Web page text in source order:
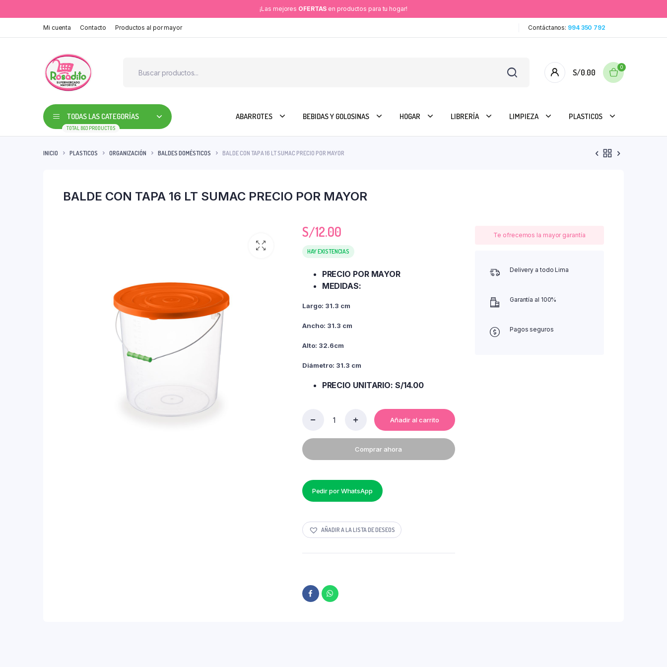
¡Las mejores OFERTAS en productos para tu hogar!
Mi cuenta Contacto Productos al por mayor Contáctanos: 994 350 792
S/0.00
0
TODAS LAS CATEGORÍAS
TOTAL 803 PRODUCTOS
ABARROTES BEBIDAS Y GOLOSINAS HOGAR LIBRERÍA LIMPIEZA PLASTICOS
INICIO PLASTICOS ORGANIZACIÓN BALDES DOMÉSTICOS BALDE CON TAPA 16 LT SUMAC PRECIO POR MAYOR
BALDE CON TAPA 16 LT SUMAC PRECIO POR MAYOR
S/12.00
HAY EXISTENCIAS
PRECIO POR MAYOR
MEDIDAS:
Largo: 31.3 cm
Ancho: 31.3 cm
Alto: 32.6cm
Diámetro: 31.3 cm
PRECIO UNITARIO: S/14.00
TAPA
16
LT
PRECIO
POR
MAYOR
Añadir al carrito
Comprar ahora
Pedir por WhatsApp
AÑADIR A LA LISTA DE DESEOS
Te ofrecemos la mayor garantía
Delivery a todo Lima
Garantía al 100%
Pagos seguros